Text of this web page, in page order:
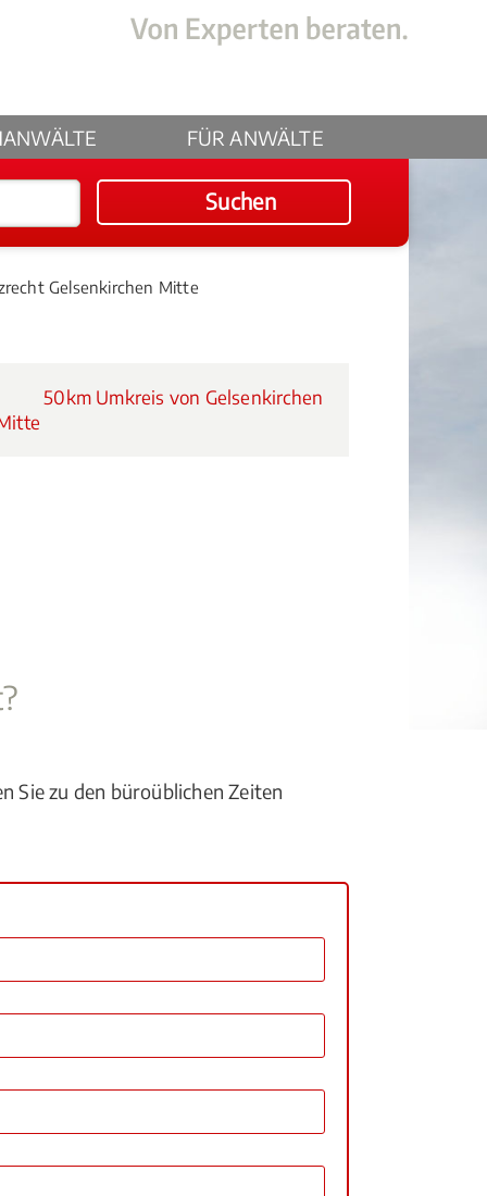
FÜR ANWÄLTE
Suchen
Gelsenkirchen Mitte
50km Umkreis von Gelsenkirchen
Sie zu den büroüblichen Zeiten